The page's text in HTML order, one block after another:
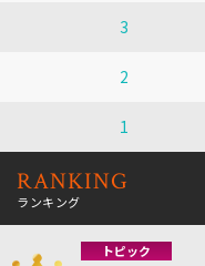
3
2
1
RANKING
ランキング
トピック